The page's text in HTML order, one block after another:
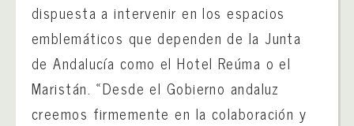
dispuesta a intervenir en los espacios
emblemáticos que dependen de la Junta
de Andalucía como el Hotel Reúma o el
Maristán. «Desde el Gobierno andaluz
creemos firmemente en la colaboración y